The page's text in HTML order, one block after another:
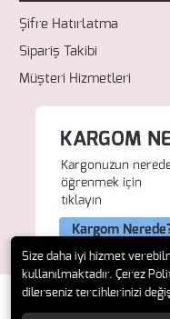
Şifre Hatırlatma
Sipariş Takibi
Müşteri Hizmetleri
Size daha iyi hizmet
kullanılmaktadır. Çerez
dilerseniz tercihlerinizi